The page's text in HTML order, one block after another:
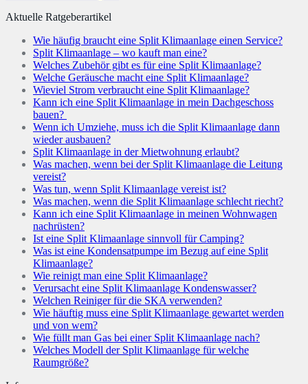
Aktuelle Ratgeberartikel
Wie häufig braucht eine Split Klimaanlage einen Service?
Split Klimaanlage – wo kauft man eine?
Welches Zubehör gibt es für eine Split Klimaanlage?
Welche Geräusche macht eine Split Klimaanlage?
Wieviel Strom verbraucht eine Split Klimaanlage?
Kann ich eine Split Klimaanlage in mein Dachgeschoss
bauen?
Wenn ich Umziehe, muss ich die Split Klimaanlage dann
wieder ausbauen?
Split Klimaanlage in der Mietwohnung erlaubt?
Was machen, wenn bei der Split Klimaanlage die Leitung
vereist?
Was tun, wenn Split Klimaanlage vereist ist?
Was machen, wenn die Split Klimaanlage schlecht riecht?
Kann ich eine Split Klimaanlage in meinen Wohnwagen
nachrüsten?
Ist eine Split Klimaanlage sinnvoll für Camping?
Was ist eine Kondensatpumpe im Bezug auf eine Split
Klimaanlage?
Wie reinigt man eine Split Klimaanlage?
Verursacht eine Split Klimaanlage Kondenswasser?
Welchen Reiniger für die SKA verwenden?
Wie häuftig muss eine Split Klimaanlage gewartet werden
und von wem?
Wie füllt man Gas bei einer Split Klimaanlage nach?
Welches Modell der Split Klimaanlage für welche
Raumgröße?